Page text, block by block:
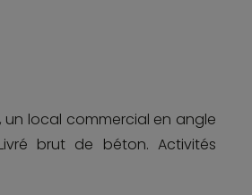
un local commercial en angle
brut de béton. Activités